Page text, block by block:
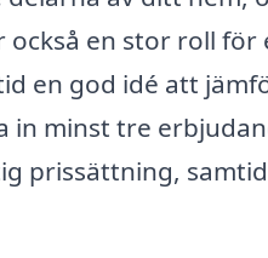
också en stor roll
en god idé att
in minst tre
prissättning,